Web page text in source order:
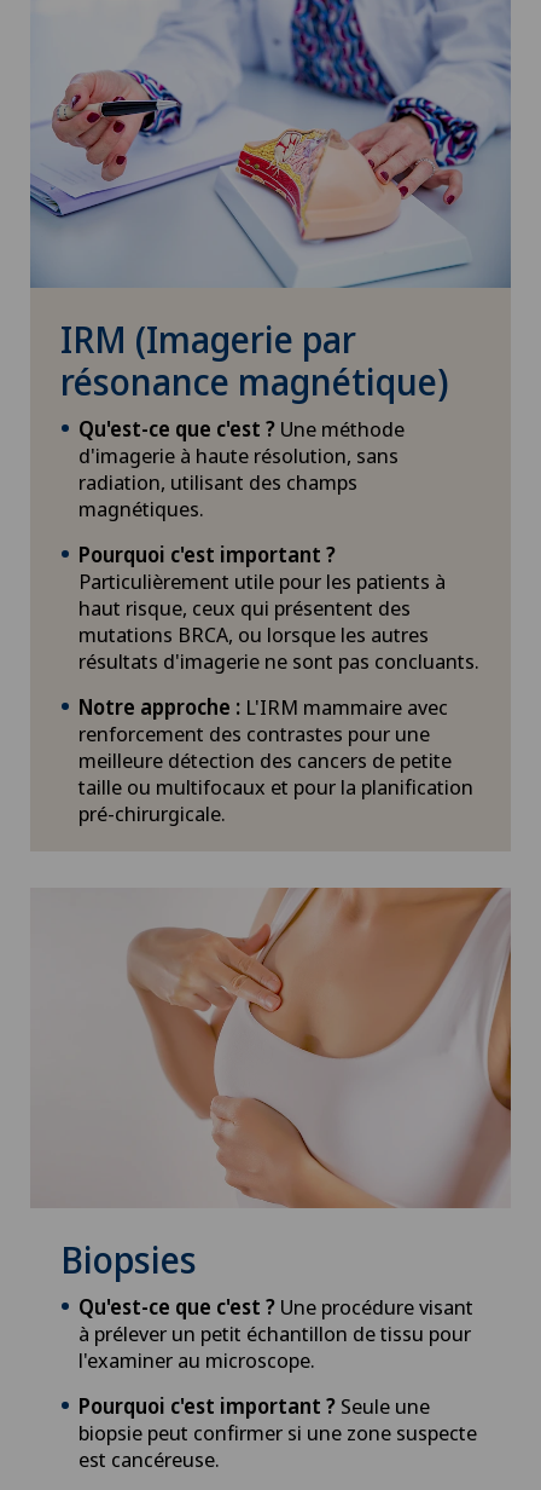
IRM (Imagerie par
résonance magnétique)
Qu'est-ce que c'est ? Une méthode
d'imagerie à haute résolution, sans
radiation, utilisant des champs
magnétiques.
Pourquoi c'est important ?
Particulièrement utile pour les patients à
haut risque, ceux qui présentent des
mutations BRCA, ou lorsque les autres
résultats d'imagerie ne sont pas concluants.
Notre approche : L'IRM mammaire avec
renforcement des contrastes pour une
meilleure détection des cancers de petite
taille ou multifocaux et pour la planification
pré-chirurgicale.
Biopsies
Qu'est-ce que c'est ? Une procédure visant
à prélever un petit échantillon de tissu pour
l'examiner au microscope.
Pourquoi c'est important ? Seule une
biopsie peut confirmer si une zone suspecte
est cancéreuse.